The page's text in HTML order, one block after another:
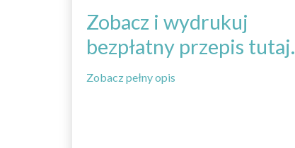
Zobacz i wydrukuj
bezpłatny przepis tutaj.
Zobacz pełny opis